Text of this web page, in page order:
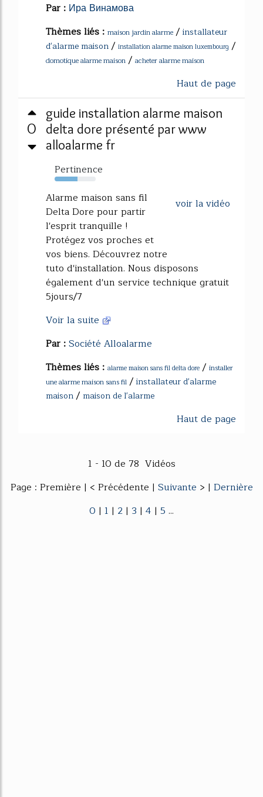
Par : Ира Винамова
Thèmes liés : maison jardin alarme / installateur
d'alarme maison/ installation alarme maison luxembourg /
domotique alarme maison / acheter alarme maison
Haut de page
0
guide installation alarme maison
delta dore présenté par www
alloalarme fr
Pertinence
56%
voir la vidéo
Alarme maison sans fil
Delta Dore pour partir
l'esprit tranquille !
Protégez vos proches et
vos biens. Découvrez notre
tuto d'installation. Nous disposons
également d'un service technique gratuit
5jours/7
Voir la suite
Par :Société Alloalarme
Thèmes liés : alarme maison sans fil delta dore / installer
une alarme maison sans fil / installateur d'alarme
maison/ maison de l'alarme
Haut de page
1 - 10 de 78 Vidéos
Page : Première | < Précédente | Suivante > | Dernière
0 | 1 | 2 | 3 | 4 | 5 ...